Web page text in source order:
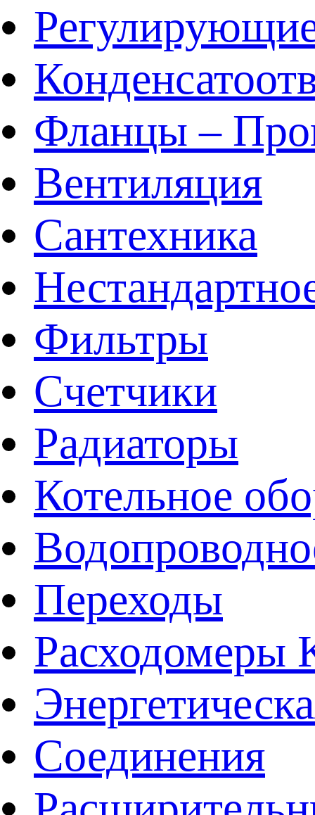
Фланцы –
Вентиляция
Сантехника
Фильтры
Счетчики
Радиаторы
Котельное
Переходы
Расходомеры
Соединения